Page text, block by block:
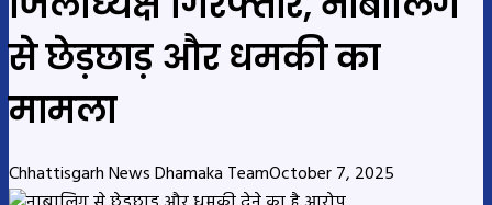
से छेड़छाड़ और धमकी का
मामला
Chhattisgarh News Dhamaka TeamOctober 7, 2025